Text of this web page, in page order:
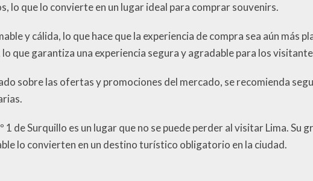
lo que lo convierte en un lugar ideal para comprar souvenirs.
y cálida, lo que hace que la experiencia de compra sea aún más
que garantiza una experiencia segura y agradable para los
sobre las ofertas y promociones del mercado, se recomienda
1 de Surquillo es un lugar que no se puede perder al visitar Lima.
lo convierten en un destino turístico obligatorio en la ciudad.